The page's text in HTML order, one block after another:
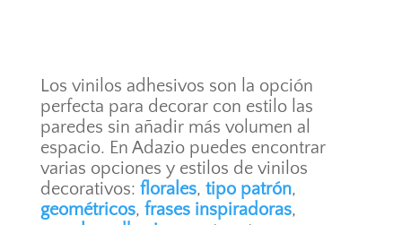
Los vinilos adhesivos son la opción
perfecta para decorar con estilo las
paredes sin añadir más volumen al
espacio. En Adazio puedes encontrar
varias opciones y estilos de vinilos
decorativos: florales, tipo patrón,
geométricos, frases inspiradoras,